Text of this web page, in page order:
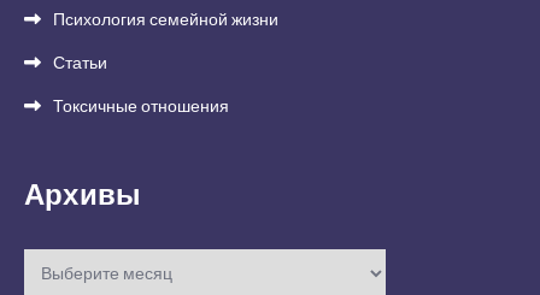
Психология семейной жизни
Статьи
Токсичные отношения
Архивы
Архивы